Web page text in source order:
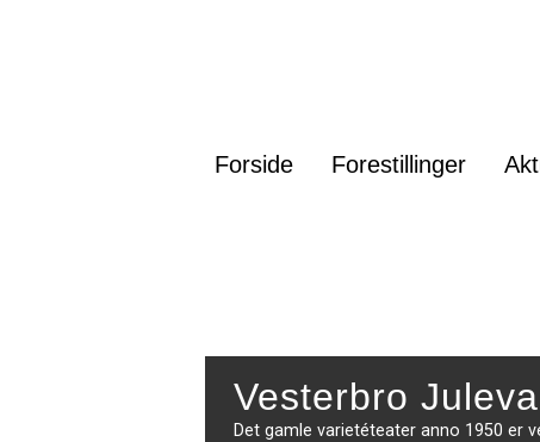
Forside Forestillinger
Vesterbro
Det gamle varietéteater anno 1950 er